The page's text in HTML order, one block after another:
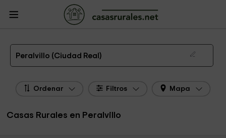
Casas Rurales
Rurales Ciudad Real
Casas Rurales Peralvillo
Las 1 mejores casas rurales en Peralvillo de 2026
Peralvillo (Ciudad Real)
Ordenar Filtros Mapa
Casas Rurales en Peralvillo